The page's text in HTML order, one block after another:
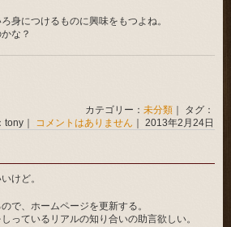
身につけるものに興味をもつよね。
な？
カテゴリー： 未分類｜ タグ：
tony｜ コメントはありません ｜ 2013年2月24日
けど。
で、ホームページを更新する。
っているリアルの知り合いの助言欲しい。